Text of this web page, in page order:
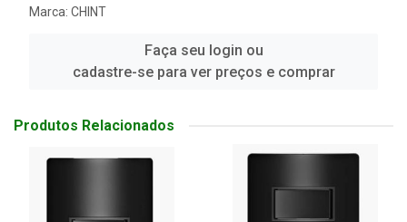
Marca: CHINT
Faça seu login ou
cadastre-se para ver preços e comprar
Produtos Relacionados